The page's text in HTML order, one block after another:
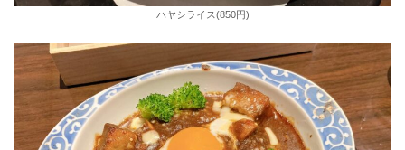
ハヤシライス(850円)